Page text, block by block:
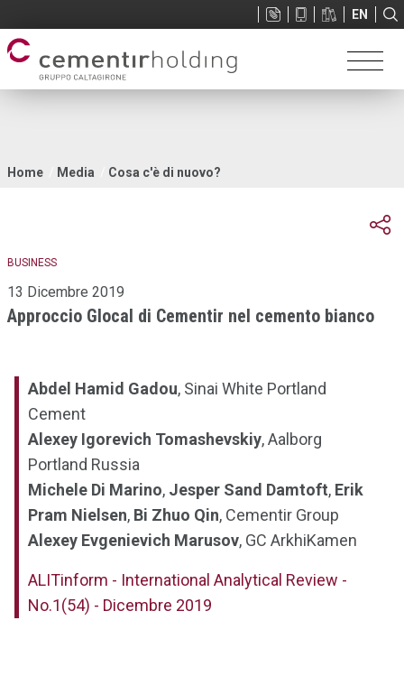
Tu
Home Media Cosa c'è di nuovo?
BUSINESS
13 Dicembre 2019
Approccio Glocal di Cementir nel cemento bianco
Abdel Hamid Gadou, Sinai White Portland
Cement
Alexey Igorevich Tomashevskiy, Aalborg
Portland Russia
Michele Di Marino, Jesper Sand Damtoft, Erik
Pram Nielsen, Bi Zhuo Qin, Cementir Group
Alexey Evgenievich Marusov, GC ArkhiKamen
ALITinform - International Analytical Review -
No.1(54) - Dicembre 2019
Sup
EN